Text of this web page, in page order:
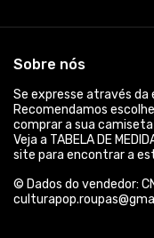
Sobre nós
Se expresse através da
Recomendamos
comprar a sua
Veja a TABELA DE
site para encontrar a
© Dados do vendedor: